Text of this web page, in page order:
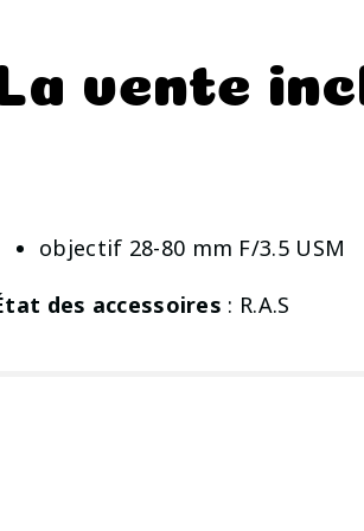
vente
objectif 28-80 mm F/3.5 USM
des accessoires : R.A.S